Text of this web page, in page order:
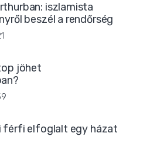
iszlamista
beszél a rendőrség
jöhet
férfi elfoglalt egy házat